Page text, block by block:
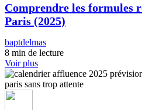
Comprendre les formules
Paris (2025)
baptdelmas
8 min de lecture
Voir plus